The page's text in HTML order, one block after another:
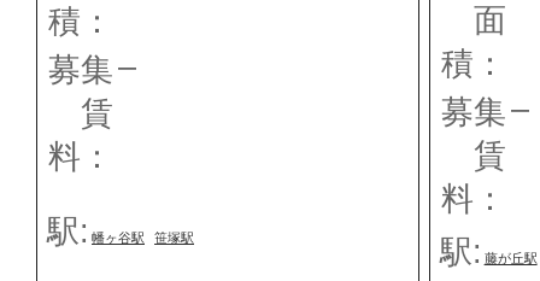
積：
募集
賃
料：
–
駅: 幡ヶ谷駅 笹塚駅
面
積：
募集
賃
料：
–
駅: 藤が丘駅